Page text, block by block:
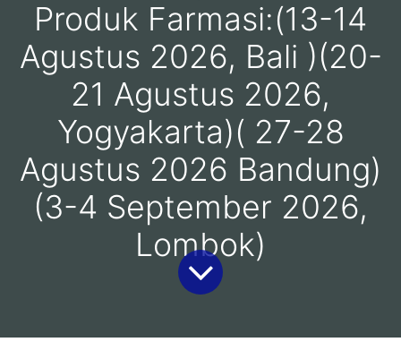
Produk Farmasi:(13-14
Agustus 2026, Bali )(20-
21 Agustus 2026,
Yogyakarta)( 27-28
Agustus 2026 Bandung)
(3-4 September 2026,
Lombok)